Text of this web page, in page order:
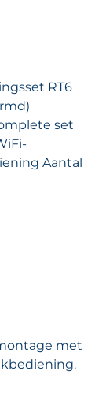
RT6
set
Aantal
met